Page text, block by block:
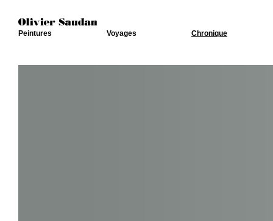
Peintures Voyages Chronique